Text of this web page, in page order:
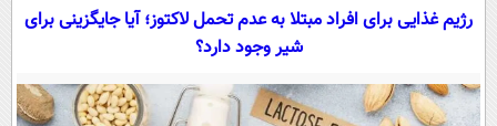
خودرو
اجتماعی
حوادث
سلامت
ورزشی
بین الملل
سیاست خارجی
فرهنگ و هنر
رژیم غذایی برای افراد مبتلا به عدم تحمل لاکتوز؛ آیا جایگزینی برای
شیر وجود دارد؟